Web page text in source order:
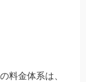
料金体系は、